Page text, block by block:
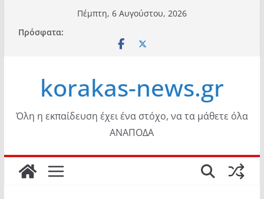
περιεχόμενο
Πέμπτη, 6 Αυγούστου, 2026
Πρόσφατα:
korakas-news.gr
Όλη η εκπαίδευση έχει ένα στόχο, να τα μάθετε όλα
ΑΝΑΠΟΔΑ